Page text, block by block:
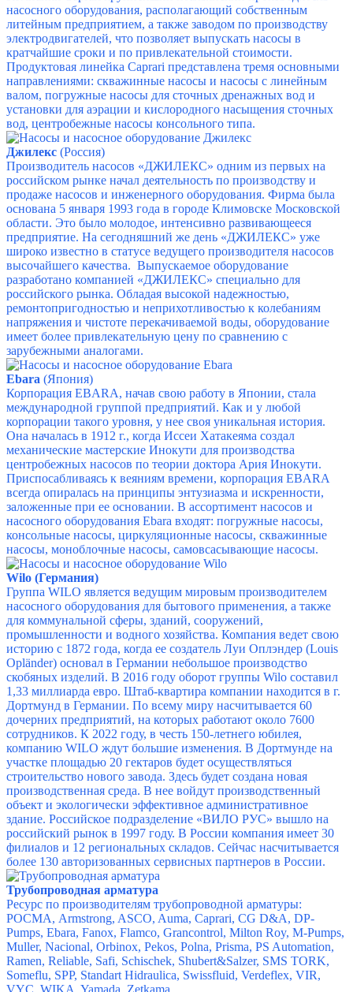
насосного оборудования, располагающий собственным
литейным предприятием, а также заводом по производству
электродвигателей, что позволяет выпускать насосы в
кратчайшие сроки и по привлекательной стоимости.
Продуктовая линейка Caprari представлена тремя основными
направлениями: скважинные насосы и насосы с линейным
валом, погружные насосы для сточных дренажных вод и
установки для аэрации и кислородного насыщения сточных
вод, центробежные насосы консольного типа.
Джилекс (Россия)
Производитель насосов «ДЖИЛЕКС» одним из первых на
российском рынке начал деятельность по производству и
продаже насосов и инженерного оборудования. Фирма была
основана 5 января 1993 года в городе Климовске Московской
области. Это было молодое, интенсивно развивающееся
предприятие. На сегодняшний же день «ДЖИЛЕКС» уже
широко известно в статусе ведущего производителя насосов
высочайшего качества. Выпускаемое оборудование
разработано компанией «ДЖИЛЕКС» специально для
российского рынка. Обладая высокой надежностью,
ремонтопригодностью и неприхотливостью к колебаниям
напряжения и чистоте перекачиваемой воды, оборудование
имеет более привлекательную цену по сравнению с
зарубежными аналогами.
Ebara (Япония)
Корпорация EBARA, начав свою работу в Японии, стала
международной группой предприятий. Как и у любой
корпорации такого уровня, у нее своя уникальная история.
Она началась в 1912 г., когда Иссеи Хатакеяма создал
механические мастерские Инокути для производства
центробежных насосов по теории доктора Ария Инокути.
Приспосабливаясь к веяниям времени, корпорация EBARA
всегда опиралась на принципы энтузиазма и искренности,
заложенные при ее основании. В ассортимент насосов и
насосного оборудования Ebara входят: погружные насосы,
консольные насосы, циркуляционные насосы, скважинные
насосы, моноблочные насосы, самовсасывающие насосы.
Wilo (Германия)
Группа WILO является ведущим мировым производителем
насосного оборудования для бытового применения, а также
для коммунальной сферы, зданий, сооружений,
промышленности и водного хозяйства. Компания ведет свою
историю с 1872 года, когда ее создатель Луи Оплэндер (Louis
Opländer) основал в Германии небольшое производство
скобяных изделий. В 2016 году оборот группы Wilo составил
1,33 миллиарда евро. Штаб-квартира компании находится в г.
Дортмунд в Германии. По всему миру насчитывается 60
дочерних предприятий, на которых работают около 7600
сотрудников. К 2022 году, в честь 150-летнего юбилея,
компанию WILO ждут большие изменения. В Дортмунде на
участке площадью 20 гектаров будет осуществляться
строительство нового завода. Здесь будет создана новая
производственная среда. В нее войдут производственный
объект и экологически эффективное административное
здание. Российское подразделение «ВИЛО РУС» вышло на
российский рынок в 1997 году. В России компания имеет 30
филиалов и 12 региональных складов. Сейчас насчитывается
более 130 авторизованных сервисных партнеров в России.
Трубопроводная арматура
Ресурс по производителям трубопроводной арматуры:
РОСМА, Armstrong, ASCO, Auma, Caprari, CG D&A, DP-
Pumps, Ebara, Fanox, Flamco, Grancontrol, Milton Roy, M-Pumps,
Muller, Nacional, Orbinox, Pekos, Polna, Prisma, PS Automation,
Ramen, Reliable, Safi, Schischek, Shubert&Salzer, SMS TORK,
Someflu, SPP, Standart Hidraulica, Swissfluid, Verdeflex, VIR,